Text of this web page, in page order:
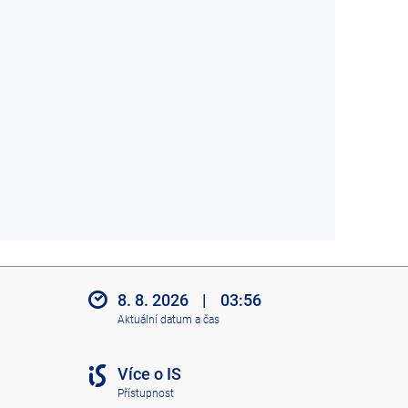
8. 8. 2026 | 03:56
Aktuální datum a čas
Více o IS
Přístupnost